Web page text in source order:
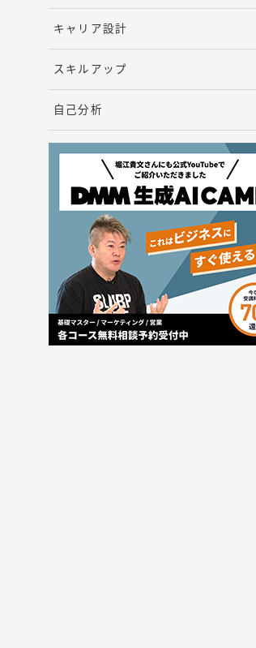
キャリア設計
スキルアップ
自己分析